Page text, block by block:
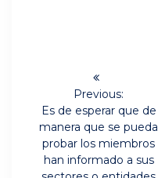
entradas
Previous:
Previous
post:
Es de esperar que de
manera que se pueda
probar los miembros
han informado a sus